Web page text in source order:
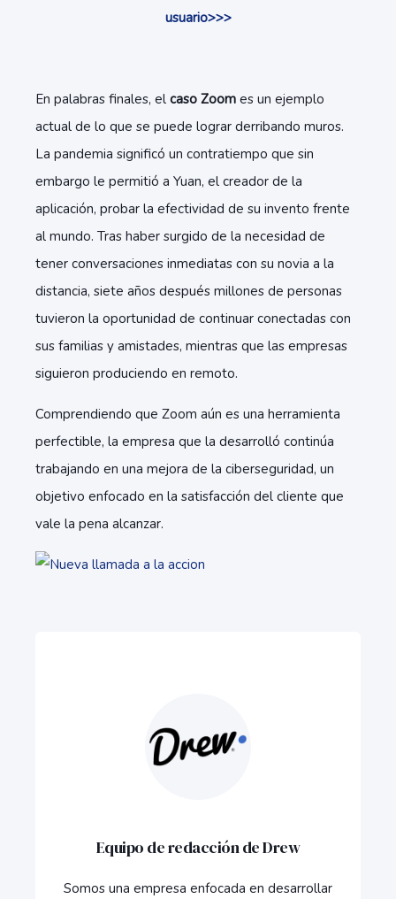
usuario>>>
En palabras finales, el caso Zoom es un ejemplo
actual de lo que se puede lograr derribando muros.
La pandemia significó un contratiempo que sin
embargo le permitió a Yuan, el creador de la
aplicación, probar la efectividad de su invento frente
al mundo. Tras haber surgido de la necesidad de
tener conversaciones inmediatas con su novia a la
distancia, siete años después millones de personas
tuvieron la oportunidad de continuar conectadas con
sus familias y amistades, mientras que las empresas
siguieron produciendo en remoto.
Comprendiendo que Zoom aún es una herramienta
perfectible, la empresa que la desarrolló continúa
trabajando en una mejora de la ciberseguridad, un
objetivo enfocado en la satisfacción del cliente que
vale la pena alcanzar.
Equipo de redacción de Drew
Somos una empresa enfocada en desarrollar